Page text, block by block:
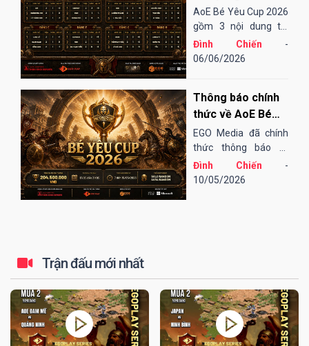
AoE Bé Yêu Cup
2026
AoE Bé Yêu Cup 2026
gồm 3 nội dung thi
đấu: Solo Random,
Solo Shang và 4vs4
Online qua nền tảng
EGOPLAY, các trận
bán kết và chung...
Đình Chiến -
06/06/2026
Thông báo chính
thức về AoE Bé
Yêu Cup 2026
EGO Media đã chính
thức thông báo tổ
chức giải đấu AoE Bé
Yêu Cup 2026 (lần
Đình Chiến -
10/05/2026
Trận đấu mới nhất